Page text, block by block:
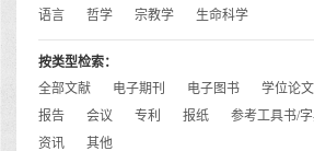
语言
哲学 宗教学 生命科学
按类型检索：
全部文献
电子期刊 电子图书 学位论文
报告
会议 专利 报纸 参考工具书/
资讯
其他